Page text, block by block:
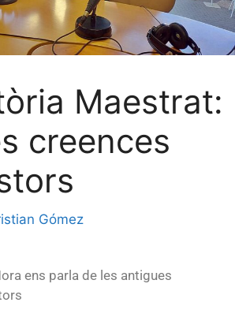
Maestrat:
creences
Gómez
ens parla de les antigues